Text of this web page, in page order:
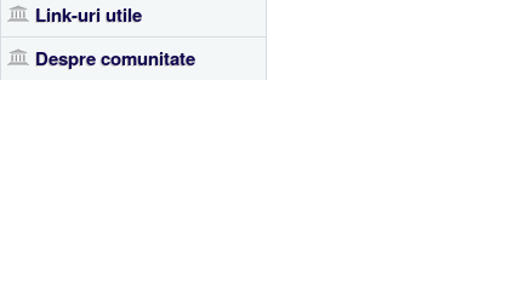
Link-uri utile
Despre comunitate